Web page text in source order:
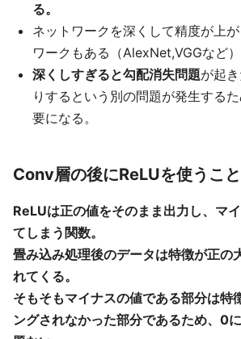
る。
ネットワークを深くして精度が上
ワークもある（AlexNet,VGGなど）
深くしすぎると勾配消失問題が起
りするという別の問題が発生する
要になる。
Conv層の後にReLUを使うこ
ReLUは正の値をそのまま出力し、マ
てしまう関数。
畳み込み処理後のデータは特徴が正の
れてくる。
そもそもマイナスの値である部分は特
ングされなかった部分であるため、0